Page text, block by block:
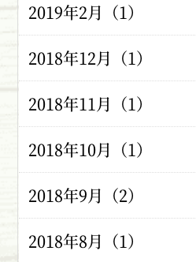
2019年2月（1）
2018年12月（1）
2018年11月（1）
2018年10月（1）
2018年9月（2）
2018年8月（1）